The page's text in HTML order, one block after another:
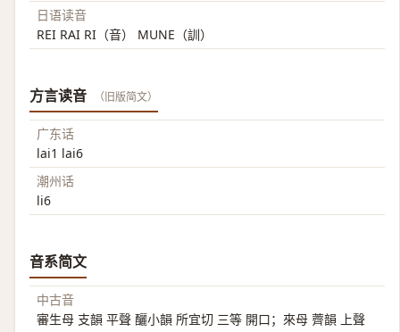
日语读音
REI RAI RI（音） MUNE（訓）
方言读音 （旧版简文）
广东话
lai1 lai6
潮州话
li6
音系简文
中古音
審生母 支韻 平聲 釃小韻 所宜切 三等 開口；來母 薺韻 上聲